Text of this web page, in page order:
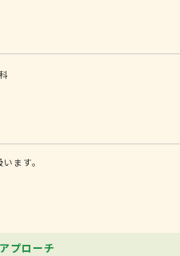
ます。
プローチ